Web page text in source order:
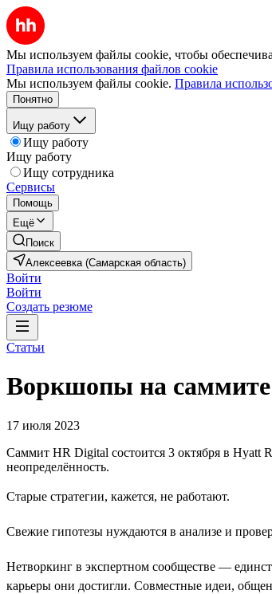
Мы используем файлы cookie, чтобы
Правила использования файлов cookie
Мы используем файлы cookie. Правила
Понятно
Ищу работу
Ищу работу
Ищу работу
Ищу сотрудника
Сервисы
Помощь
Ещё
Поиск
Алексеевка (Самарская область)
Войти
Войти
Создать резюме
Статьи
Воркшопы на саммите
17 июля 2023
Саммит HR Digital состоится 3 октября в Hyatt
неопределённость.
Старые стратегии, кажется, не работают.
Свежие гипотезы нуждаются в анализе и
Нетворкинг в экспертном сообществе —
карьеры они достигли. Совместные идеи,